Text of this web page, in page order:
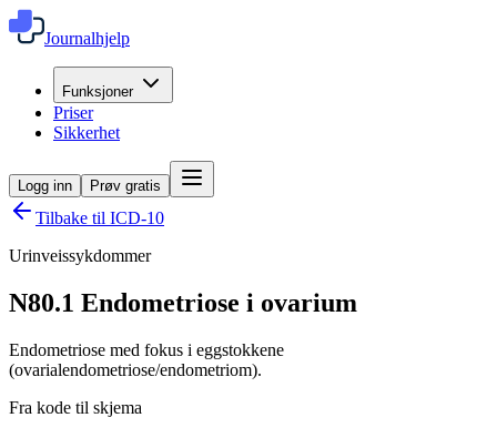
Journalhjelp
Funksjoner
Priser
Sikkerhet
Logg inn Prøv gratis
Tilbake til ICD-10
Urinveissykdommer
N80.1 Endometriose i ovarium
Endometriose med fokus i eggstokkene
(ovarialendometriose/endometriom).
Fra kode til skjema